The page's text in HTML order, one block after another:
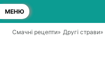
МЕНЮ
Смачні рецепти» Другі страви»